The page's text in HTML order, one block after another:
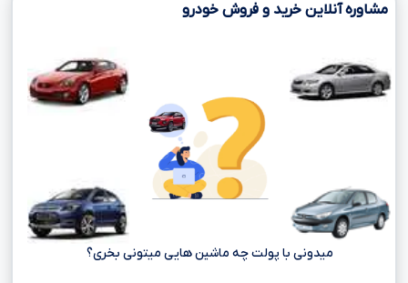
مشاوره آنلاین خرید و فروش خودرو
میدونی با پولت چه ماشین هایی میتونی بخری؟